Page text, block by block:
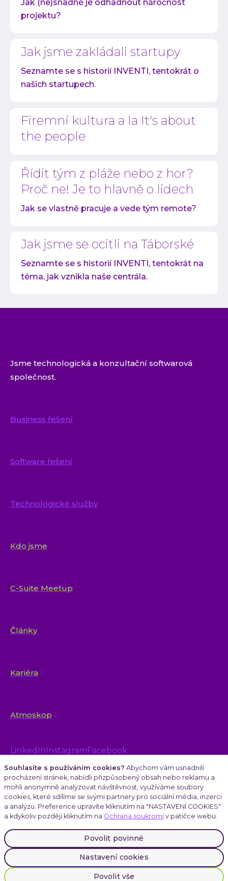
Jak (ne)snadné je odhadnout náročnost
projektu?
Jak jsme zakládali startupy
Seznamte se s historií INVENTI, tentokrát o
našich startupech.
Firemní kultura a la It's about
the people
Řídit tým z pláže nebo z hor?
Proč ne! Je to hlavně o lidech
Jak se vlastně pracuje a vede tým remote?
Jak jsme se ocitli na Táborské
Seznamte se s historií INVENTI, tentokrát na
téma, jak vznikla naše centrála.
Jsme technologická a konzultační softwarová
LinkedInInstagramFacebook
Cookies|Ochrana soukromí
INVENTI, Plynární 1617/10, Praha 7
Souhlasíte s používáním cookies? Abychom vám usnadnili
procházení stránek, nabídli přizpůsobený obsah nebo reklamu a
mohli anonymně analyzovat návštěvnost, využíváme soubory
cookies, které sdílíme se svými partnery pro sociální média, inzerci
a analýzu. Preference upravíte kliknutím na "NASTAVENÍ COOKIES"
a kdykoliv později kliknutím na Ochrana soukromív patičce webu.
Povolit povinné
Nastavení cookies
Povolit vše